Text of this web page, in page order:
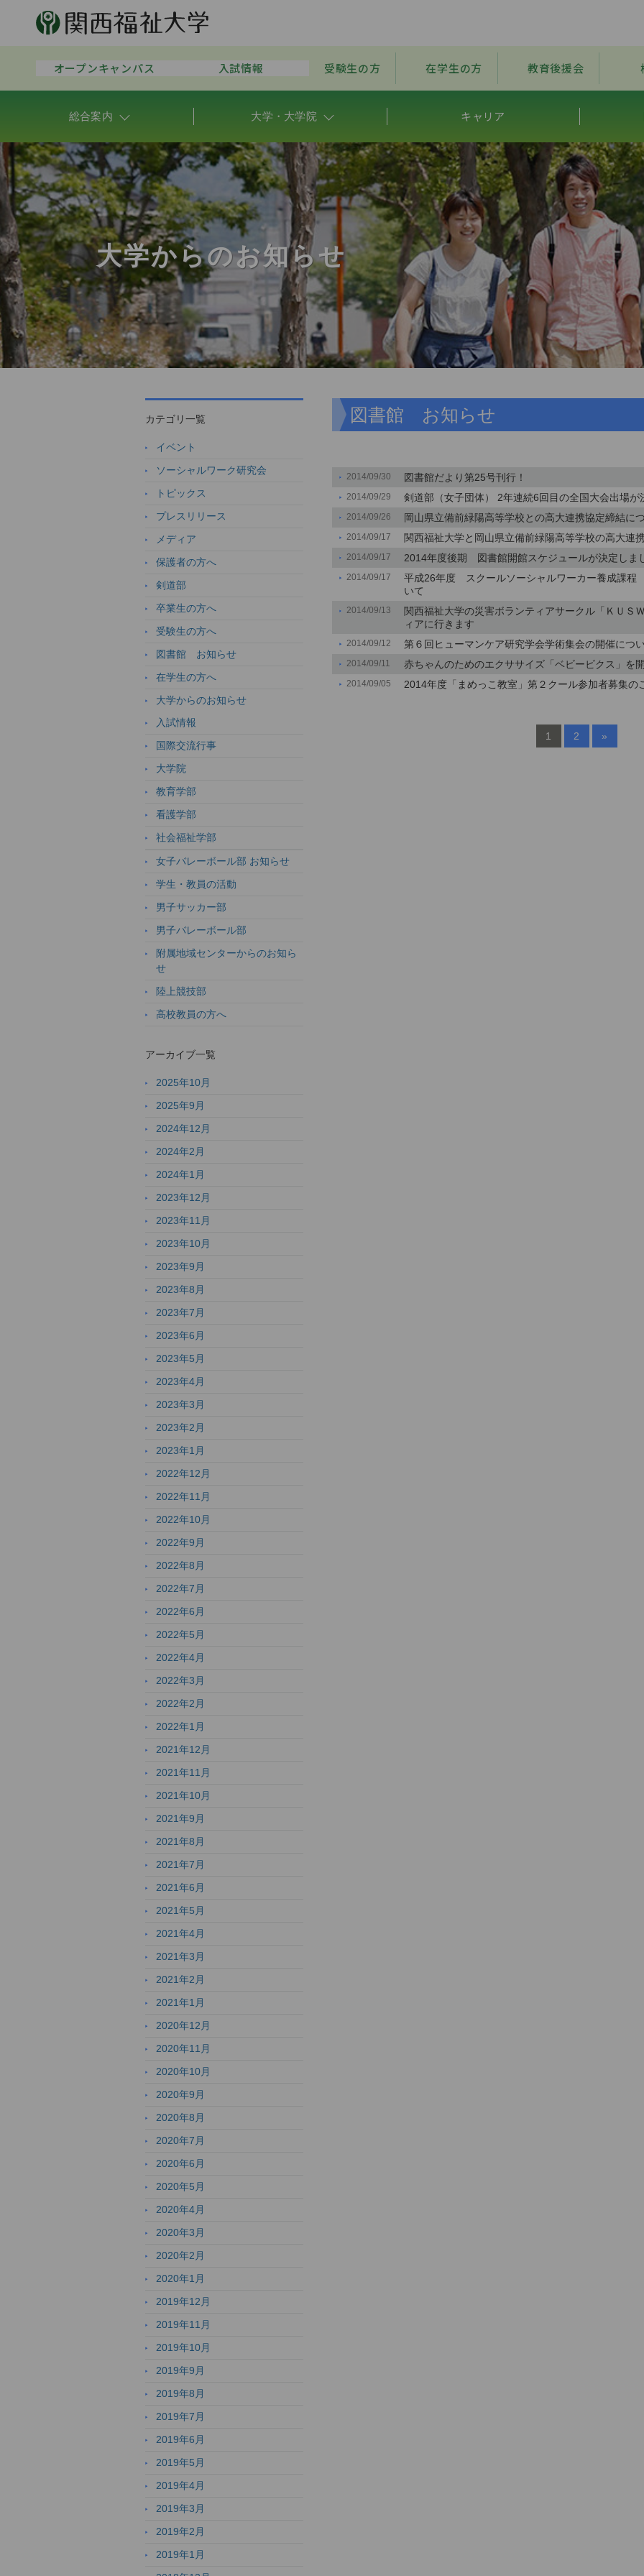
オープンキャンパス 入試情報 受験生の方 在学生の方 教育後援会
総合案内 大学・大学院 キャリア
大学からのお知らせ
図書館 お知らせ
2014/09/30 図書館だより第25号刊行！
2014/09/29 剣道部（女子団体） 2年連続6回目の全国大会出場が
2014/09/26 岡山県立備前緑陽高等学校との高大連携協定締結に
2014/09/17 関西福祉大学と岡山県立備前緑陽高等学校の高大連
2014/09/17 2014年度後期 図書館開館スケジュールが決定しま
2014/09/17
平成26年度 スクールソーシャルワーカー養成課程
いて
2014/09/13
関西福祉大学の災害ボランティアサークル「ＫＵＳ
ィアに行きます
2014/09/12 第６回ヒューマンケア研究学会学術集会の開催につ
2014/09/11 赤ちゃんのためのエクササイズ「ベビービクス」を
2014/09/05 2014年度「まめっこ教室」第２クール参加者募集の
1 2 »
カテゴリ一覧
イベント
ソーシャルワーク研究会
トピックス
プレスリリース
メディア
保護者の方へ
剣道部
卒業生の方へ
受験生の方へ
図書館 お知らせ
在学生の方へ
大学からのお知らせ
入試情報
国際交流行事
大学院
教育学部
看護学部
社会福祉学部
女子バレーボール部 お知らせ
学生・教員の活動
男子サッカー部
男子バレーボール部
附属地域センターからのお知ら
せ
陸上競技部
高校教員の方へ
アーカイブ一覧
2025年10月
2025年9月
2024年12月
2024年2月
2024年1月
2023年12月
2023年11月
2023年10月
2023年9月
2023年8月
2023年7月
2023年6月
2023年5月
2023年4月
2023年3月
2023年2月
2023年1月
2022年12月
2022年11月
2022年10月
2022年9月
2022年8月
2022年7月
2022年6月
2022年5月
2022年4月
2022年3月
2022年2月
2022年1月
2021年12月
2021年11月
2021年10月
2021年9月
2021年8月
2021年7月
2021年6月
2021年5月
2021年4月
2021年3月
2021年2月
2021年1月
2020年12月
2020年11月
2020年10月
2020年9月
2020年8月
2020年7月
2020年6月
2020年5月
2020年4月
2020年3月
2020年2月
2020年1月
2019年12月
2019年11月
2019年10月
2019年9月
2019年8月
2019年7月
2019年6月
2019年5月
2019年4月
2019年3月
2019年2月
2019年1月